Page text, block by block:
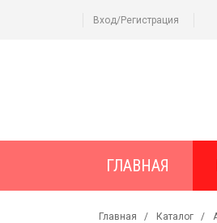
Вход/Регистрация
ГЛАВНАЯ
Главная Каталог